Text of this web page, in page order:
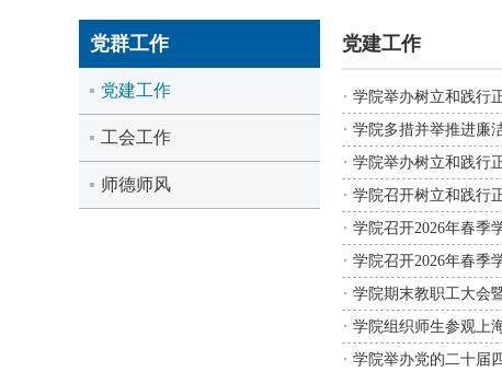
党群工作
党建工作
工会工作
师德师风
党建工作
学院举办树立和践行
学院多措并举推进廉
学院举办树立和践行
学院召开树立和践行
学院召开2026年春季
学院召开2026年春季
学院期末教职工大会
学院组织师生参观上
学院举办党的二十届